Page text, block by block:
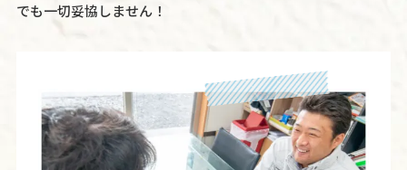
でも一切妥協しません！